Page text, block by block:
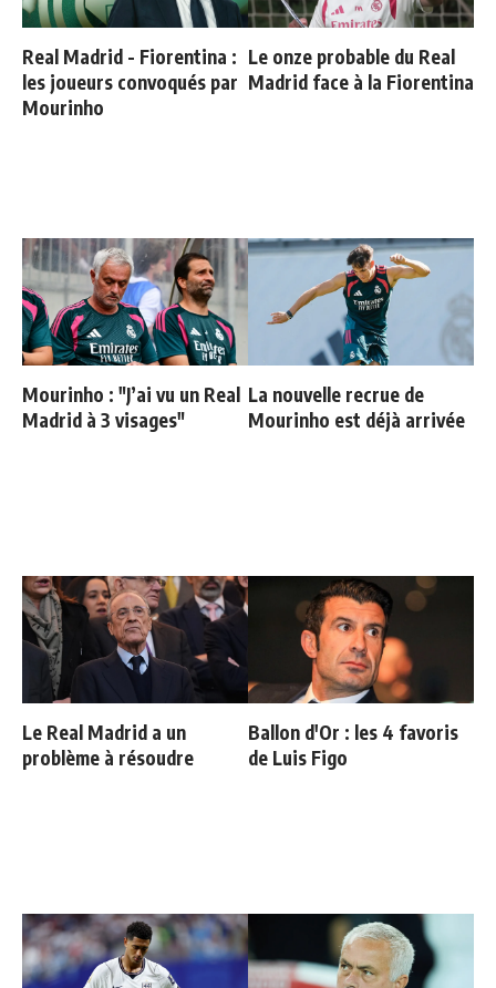
Real Madrid - Fiorentina :
les joueurs convoqués par
Mourinho
Le onze probable du Real
Madrid face à la Fiorentina
Mourinho : "J’ai vu un Real
Madrid à 3 visages"
La nouvelle recrue de
Mourinho est déjà arrivée
Le Real Madrid a un
problème à résoudre
Ballon d'Or : les 4 favoris
de Luis Figo